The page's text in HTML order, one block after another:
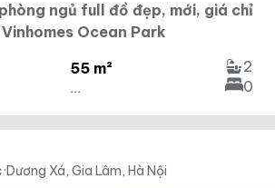
ngủ full đồ đẹp, mới, giá chỉ
Ocean Park
55 m²
...
2
0
·Dương Xá, Gia Lâm, Hà Nội